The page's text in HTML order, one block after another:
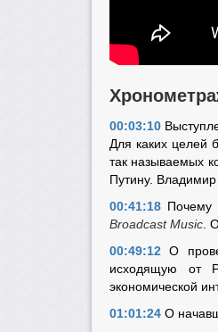
00:03:10
Для каких целей
так называемых
Путину. Владимир
00:41:18 Почему
Broadcast Music .
00:49:12 О
исходящую от
экономической
01:01:24 О